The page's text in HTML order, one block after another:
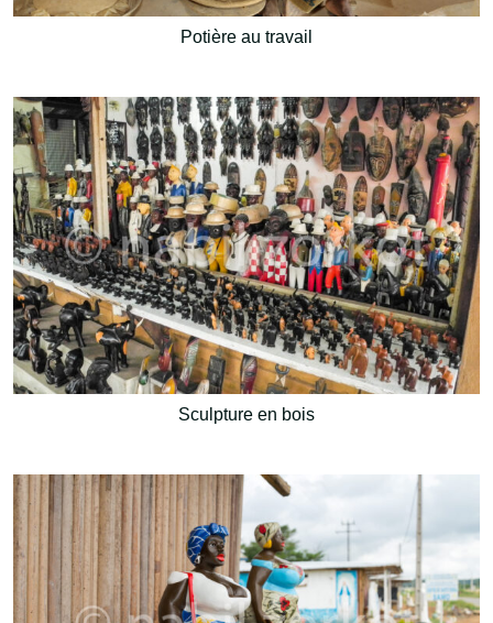
Potière au travail
Sculpture en bois